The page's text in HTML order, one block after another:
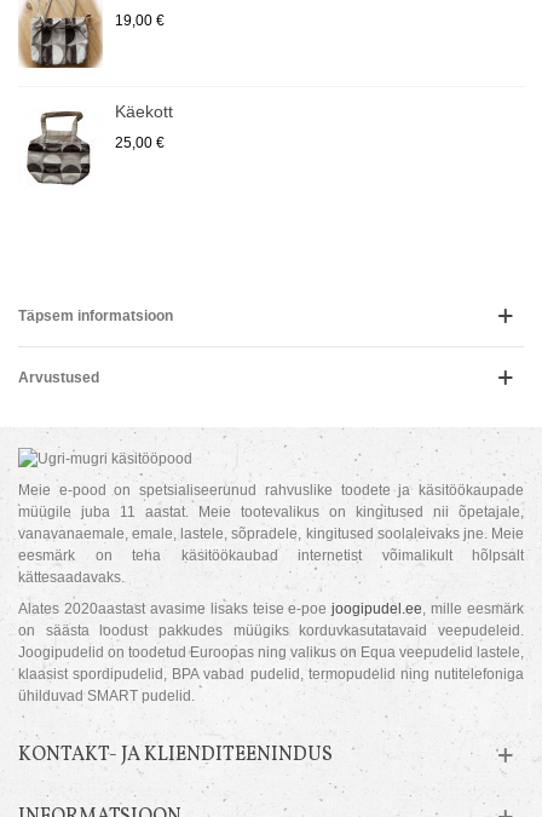
19,00 €
Käekott
25,00 €
Täpsem informatsioon
Arvustused
Meie e-pood on spetsialiseerunud rahvuslike toodete ja käsitöökaupade
müügile juba 11 aastat. Meie tootevalikus on kingitused nii õpetajale,
vanavanaemale, emale, lastele, sõpradele, kingitused soolaleivaks jne. Meie
eesmärk on teha käsitöökaubad internetist võimalikult hõlpsalt
kättesaadavaks.
Alates 2020aastast avasime lisaks teise e-poejoogipudel.ee, mille eesmärk
on säästa loodust pakkudes müügiks korduvkasutatavaid veepudeleid.
Joogipudelid on toodetud Euroopas ning valikus on Equa veepudelid lastele,
klaasist spordipudelid, BPA vabad pudelid, termopudelid ning nutitelefoniga
ühilduvad SMART pudelid.
KONTAKT- JA KLIENDITEENINDUS